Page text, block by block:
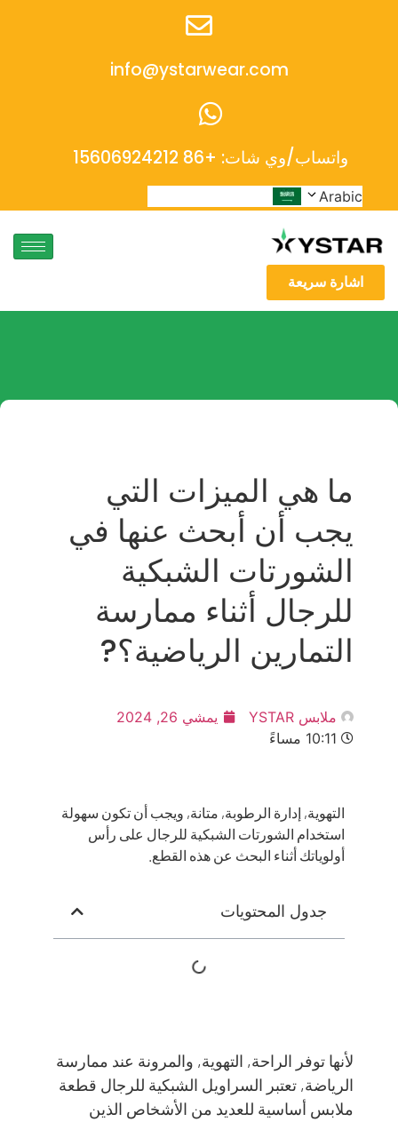
info@ystarwear.com
واتساب/وي شات: +86 15606924212
Arabic
اشارة سريعة
ما هي الميزات التي
يجب أن أبحث عنها في
الشورتات الشبكية
للرجال أثناء ممارسة
التمارين الرياضية؟?
ملابس YSTAR
يمشي 26, 2024
10:11 مساءً
التهوية, إدارة الرطوبة, متانة, ويجب أن تكون سهولة
استخدام الشورتات الشبكية للرجال على رأس
أولوياتك أثناء البحث عن هذه القطع.
جدول المحتويات
لأنها توفر الراحة, التهوية, والمرونة عند ممارسة
الرياضة, تعتبر السراويل الشبكية للرجال قطعة
ملابس أساسية للعديد من الأشخاص الذين